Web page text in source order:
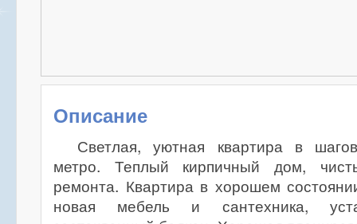
Описание
Светлая, уютная квартира в
метро. Теплый кирпичный дом,
ремонта. Квартира в хорошем
новая мебель и сантехника,